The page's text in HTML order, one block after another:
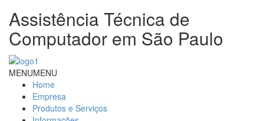
Assistência Técnica de
Computador em São Paulo
MENUMENU
Home
Empresa
Produtos e Serviços